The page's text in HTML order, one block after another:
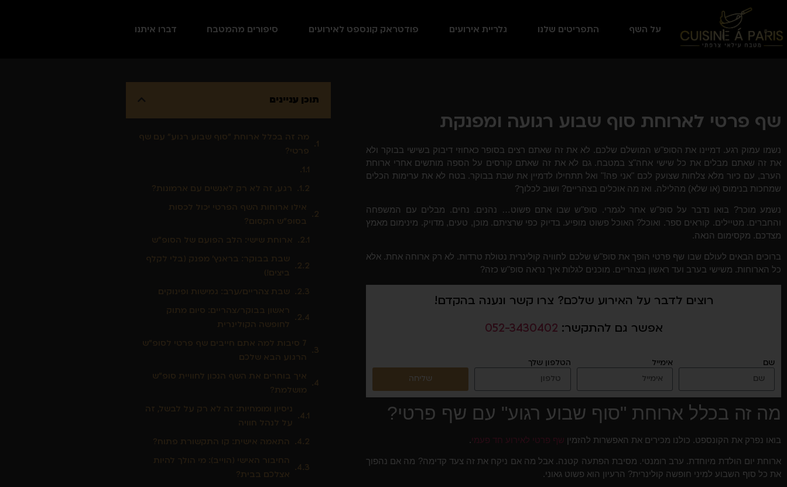
על השף התפריטים שלנו גלריית אירועים פודטראק קונספט לאירועים סיפורים מהמטבח דברו איתנו
שף פרטי לארוחת סוף שבוע רגועה ומפנקת
נשמו עמוק רגע. דמיינו את הסופ"ש המושלם שלכם. לא את זה שאתם רצים בסופר כאחוזי דיבוק בשישי בבוקר ולא
את זה שאתם מבלים את כל שישי אחה"צ במטבח. גם לא את זה שאתם קורסים על הספה מותשים אחרי ארוחת
הערב, עם כיור מלא צלחות שצועק לכם "אני פה!" ואל תתחילו לדמיין את שבת בבוקר. בטח לא את ערימות הכלים
שמחכות בנימוס (או שלא) מהלילה. ואז מה אוכלים בצהריים? ושוב לכלוך?
נשמע מוכר? בואו נדבר על סופ"ש אחר לגמרי. סופ"ש שבו אתם פשוט… נהנים. נחים. מבלים עם המשפחה
והחברים. מטיילים. קוראים ספר. ואוכל? האוכל פשוט מופיע. בדיוק כפי שרציתם. מוכן, טעים, מדויק. מינימום מאמץ
מצדכם. מקסימום הנאה.
ברוכים הבאים לעולם שבו שף פרטי הופך את סופ"ש שלכם לחוויה קולינרית נטולת טרדות. לא רק ארוחה אחת. אלא
כל הארוחות. משישי בערב ועד ראשון בצהריים. מוכנים לגלות איך נראה סופ"ש כזה?
רוצים לדבר על האירוע שלכם? צרו קשר ונענה בהקדם!
אפשר גם להתקשר: 052-3430402
שם אימייל
הטלפון שלך
שליחה
מה זה בכלל ארוחת "סוף שבוע רגוע" עם שף פרטי?
בואו נפרק את הקונספט. כולנו מכירים את האפשרות להזמין שף פרטי לאירוע חד פעמי .
ארוחת יום הולדת מיוחדת. ערב רומנטי. מסיבת הפתעה קטנה. אבל מה אם ניקח את זה צעד קדימה? מה אם נהפוך
את כל סוף השבוע למיני חופשה קולינרית? הרעיון הוא פשוט גאוני.
תוכן עניינים
מה זה בכלל ארוחת "סוף שבוע רגוע" עם שף
פרטי?
רגע, זה לא רק לאנשים עם ארמונות?
אילו ארוחות השף הפרטי יכול לכסות
בסופ"ש הקסום?
ארוחת שישי: הלב הפועם של הסופ"ש
שבת בבוקר: בראנץ' מפנק (בלי לקלף
ביצים!)
שבת צהריים/ערב: גמישות ופינוקים
ראשון בבוקר/צהריים: סיום מתוק
לחופשה הקולינרית
7 סיבות למה אתם חייבים שף פרטי לסופ"ש
הרגוע הבא שלכם
איך בוחרים את השף הנכון לחוויית סופ"ש
מושלמת?
ניסיון ומומחיות: זה לא רק על לבשל, זה
על לנהל חוויה
התאמה אישית: קו התקשורת פתוח?
החיבור האישי (הוייב): מי הולך להיות
אצלכם בבית?